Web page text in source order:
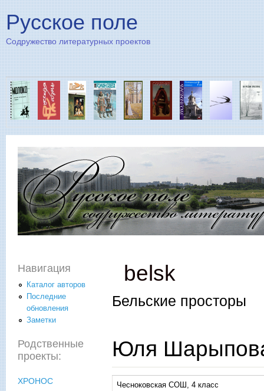
Русское поле
Содружество литературных проектов
belsk
Бельские просторы
Юля
Чесноковская СОШ, 4 класс
Навигация
Каталог авторов
Последние
обновления
Заметки
Родственные
проекты:
ХРОНОС